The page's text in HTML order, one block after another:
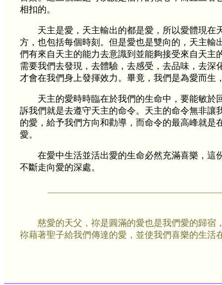
相扣的。
天主是愛，天主輸出的都是愛，所以愛體現在
方，也包括每個時刻。但是愛也是雙向的，天主輸
們有來自天主的能力去意識到並能夠接受來自天主
需要我們去發現，去體驗，去感受，去品味，去深
才會在我們身上發揮效力。畢竟，我們是為愛而生
天主的愛時時臨在於我們的生命中，要能敏於
訴我們就是去遵守天主的命令。天主的命令無非讓
的愛，給予我們方向和勸導，而命令的最高峰就是
愛。
在愛中生活並活出愛的生命必然充滿喜樂，這
不斷走向愛的深處。
慈愛的天父，祢是圓滿的愛也是我們愛的歸宿
祢藉著聖子給我們傳達的愛，並使我們喜樂的生活